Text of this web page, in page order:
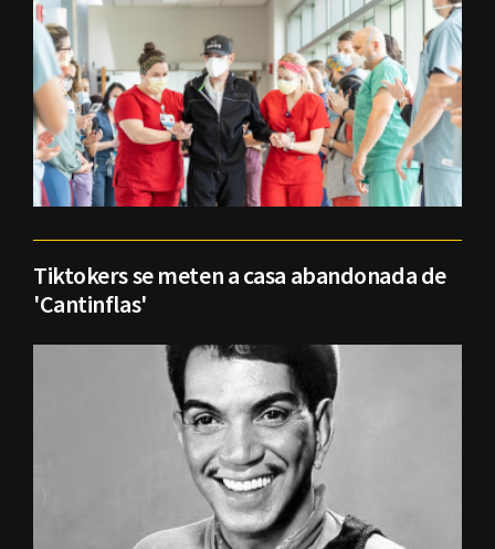
Tiktokers se meten a casa abandonada de
'Cantinflas'